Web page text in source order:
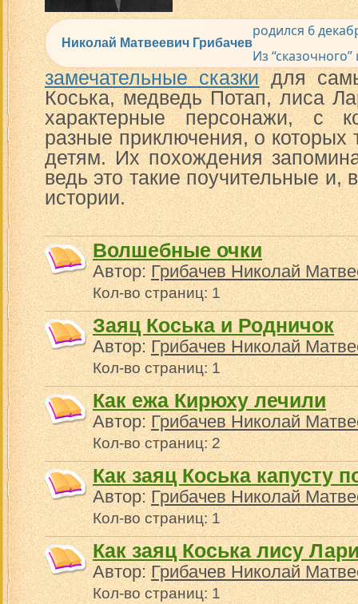
Николай Матвеевич Грибачев
родился 6
Из
замечательные сказкидля
Коська, медведь Потап, лиса
характерные персонажи, с
разные приключения, о которых
детям. Их похождения
ведь это такие поучительные и,
истории.
Волшебные очки
Автор:Грибачев Николай
Кол-во страниц: 1
Заяц Коська и Родничок
Автор:Грибачев Николай
Кол-во страниц: 1
Как ежа Кирюху лечили
Автор:Грибачев Николай
Кол-во страниц: 2
Как заяц Коська капусту
Автор:Грибачев Николай
Кол-во страниц: 1
Как заяц Коська лису
Автор:Грибачев Николай
Кол-во страниц: 1